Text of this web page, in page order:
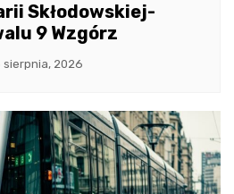
Skłodowskiej-
9 Wzgórz
sierpnia, 2026